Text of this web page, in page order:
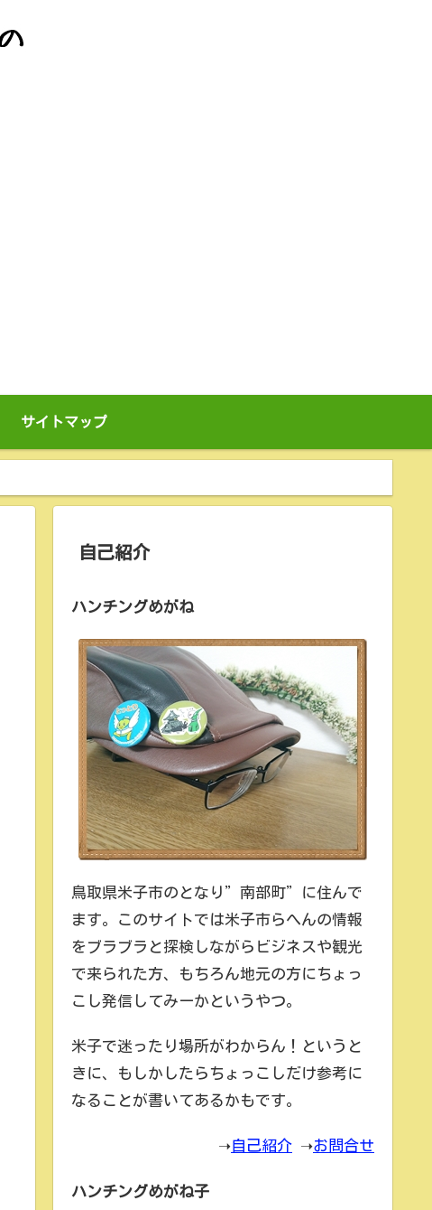
サイトマップ
自己紹介
ハンチングめがね
鳥取県米子市のとなり”南部町”に住んで
ます。このサイトでは米子市らへんの情報
をブラブラと探検しながらビジネスや観光
で来られた方、もちろん地元の方にちょっ
こし発信してみーかというやつ。
米子で迷ったり場所がわからん！というと
きに、もしかしたらちょっこしだけ参考に
なることが書いてあるかもです。
➝自己紹介 ➝お問合せ
ハンチングめがね子